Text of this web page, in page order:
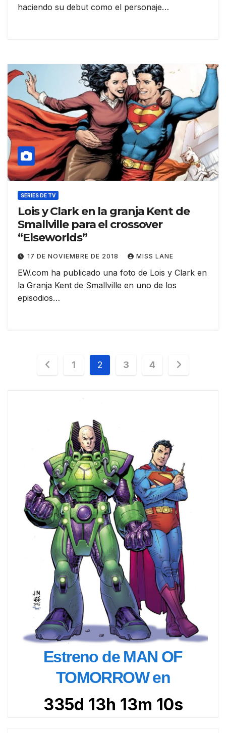
haciendo su debut como el personaje…
SERIES DE TV
Lois y Clark en la granja Kent de
Smallville para el crossover
“Elseworlds”
17 DE NOVIEMBRE DE 2018 MISS LANE
EW.com ha publicado una foto de Lois y Clark en
la Granja Kent de Smallville en uno de los
episodios…
Paginación
1 2 3 4
Estreno de MAN OF
TOMORROW en
335d 13h 13m 9s